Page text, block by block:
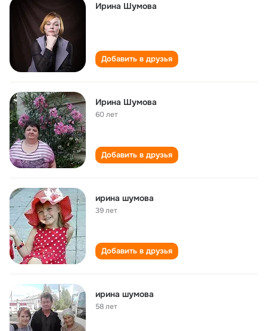
Ирина Шумова
Добавить в друзья
Ирина Шумова
60 лет
Добавить в друзья
ирина шумова
39 лет
Добавить в друзья
ирина шумова
58 лет